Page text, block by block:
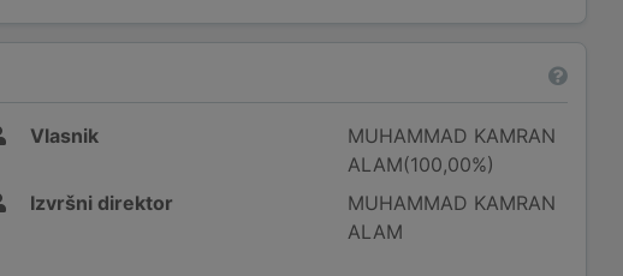
Vlasnik
MUHAMMAD KAMRAN
ALAM(100,00%)
Izvršni direktor
MUHAMMAD KAMRAN
ALAM